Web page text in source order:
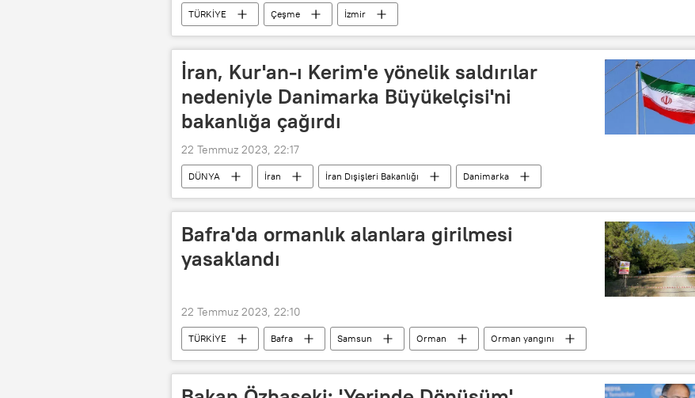
TÜRKİYE Çeşme İzmir
İran, Kur'an-ı Kerim'e yönelik saldırılar
nedeniyle Danimarka Büyükelçisi'ni
bakanlığa çağırdı
22 Temmuz 2023, 22:17
DÜNYA İran İran Dışişleri Bakanlığı Danimarka
Bafra'da ormanlık alanlara girilmesi
yasaklandı
22 Temmuz 2023, 22:10
TÜRKİYE Bafra Samsun Orman Orman yangını